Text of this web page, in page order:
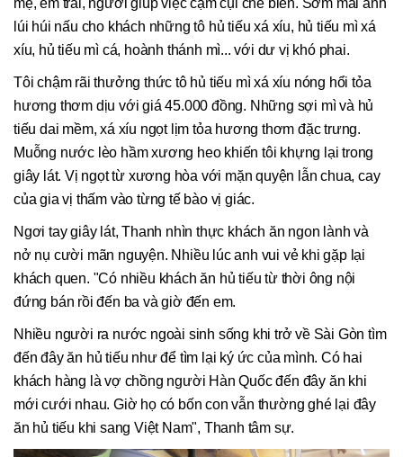
mẹ, em trai, người giúp việc cặm cụi chế biến. Sớm mai anh
lúi húi nấu cho khách những tô hủ tiếu xá xíu, hủ tiếu mì xá
xíu, hủ tiếu mì cá, hoành thánh mì... với dư vị khó phai.
Tôi chậm rãi thưởng thức tô hủ tiếu mì xá xíu nóng hổi tỏa
hương thơm dịu với giá 45.000 đồng. Những sợi mì và hủ
tiếu dai mềm, xá xíu ngọt lịm tỏa hương thơm đặc trưng.
Muỗng nước lèo hầm xương heo khiến tôi khựng lại trong
giây lát. Vị ngọt từ xương hòa với mặn quyện lẫn chua, cay
của gia vị thấm vào từng tế bào vị giác.
Ngơi tay giây lát, Thanh nhìn thực khách ăn ngon lành và
nở nụ cười mãn nguyện. Nhiều lúc anh vui vẻ khi gặp lại
khách quen. "Có nhiều khách ăn hủ tiếu từ thời ông nội
đứng bán rồi đến ba và giờ đến em.
Nhiều người ra nước ngoài sinh sống khi trở về Sài Gòn tìm
đến đây ăn hủ tiếu như để tìm lại ký ức của mình. Có hai
khách hàng là vợ chồng người Hàn Quốc đến đây ăn khi
mới cưới nhau. Giờ họ có bốn con vẫn thường ghé lại đây
ăn hủ tiếu khi sang Việt Nam", Thanh tâm sự.